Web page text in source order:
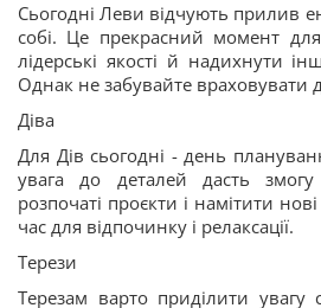
Сьогодні Леви відчують прилив
собі. Це прекрасний момент
лідерські якості й надихнути
Однак не забувайте враховувати
Діва
Для Дів сьогодні - день
увага до деталей дасть
розпочаті проєкти і намітити
час для відпочинку і релаксації.
Терези
Терезам варто приділити увагу